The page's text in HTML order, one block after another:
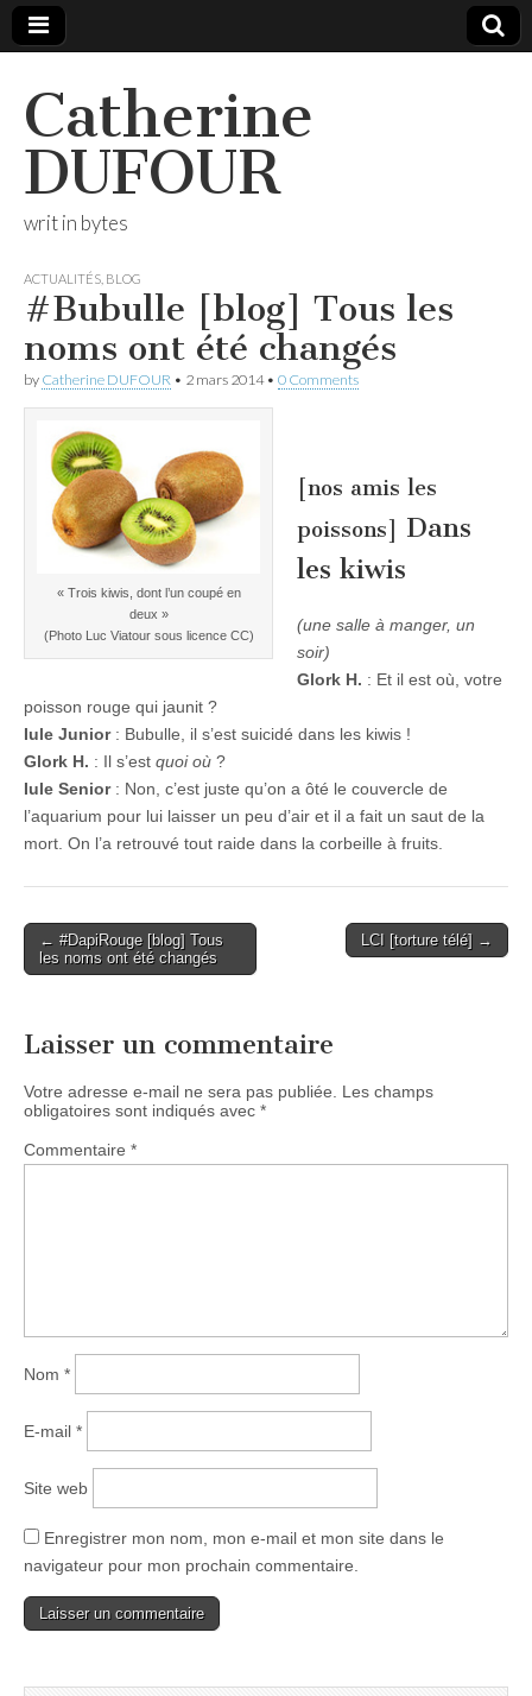
Catherine
DUFOUR
writ in bytes
ACTUALITÉS BLOG
#Bubulle [blog] Tous les
noms ont été changés
by Catherine DUFOUR • 2 mars 2014• 0 Comments
« Trois kiwis, dont l’un coupé en
deux »
(Photo Luc Viatour sous licence CC)
[nos amis les
poissons]
Dans
les kiwis
(une salle à manger, un
soir)
Glork H. : Et il est où, votre
poisson rouge qui jaunit ?
Iule Junior : Bubulle, il s’est suicidé dans les kiwis !
Glork H. : Il s’est quoi où ?
Iule Senior: Non, c’est juste qu’on a ôté le couvercle de
l’aquarium pour lui laisser un peu d’air et il a fait un saut de la
mort. On l’a retrouvé tout raide dans la corbeille à fruits.
Post
navigation
← #DapiRouge [blog] Tous
les noms ont été changés
LCI [torture télé] →
Laisser un commentaire
Votre adresse e-mail ne sera pas publiée.
Les champs
obligatoires sont indiqués avec *
Commentaire *
Nom *
E-mail *
Site web
Enregistrer mon nom, mon e-mail et mon site dans le
navigateur pour mon prochain commentaire.